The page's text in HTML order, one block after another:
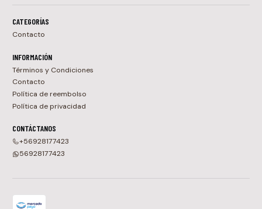
CATEGORÍAS
Contacto
INFORMACIÓN
Términos y Condiciones
Contacto
Política de reembolso
Política de privacidad
CONTÁCTANOS
+56928177423
56928177423